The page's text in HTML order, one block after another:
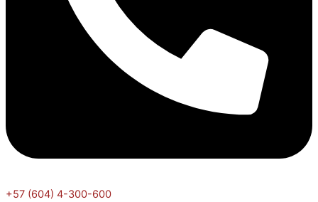
+57 (604) 4-300-600